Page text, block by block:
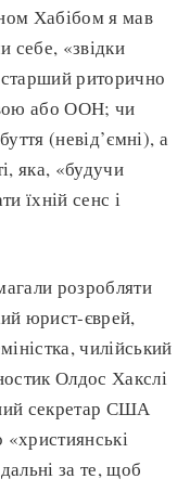
Хабібом я мав
себе, «звідки
риторично
або ООН; чи
(невід’ємні), а
яка, «будучи
їхній сенс і
розробляти
юрист-єврей,
чилійський
Олдос Хакслі
секретар США
за те, щоб